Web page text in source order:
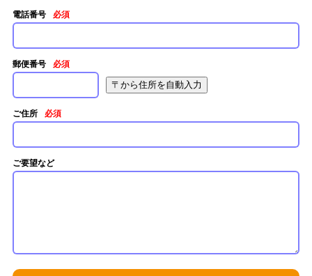
電話番号 必須
郵便番号 必須
ご住所 必須
ご要望など